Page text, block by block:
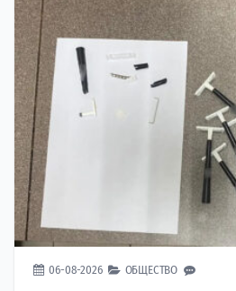
06-08-2026 ОБЩЕСТВО